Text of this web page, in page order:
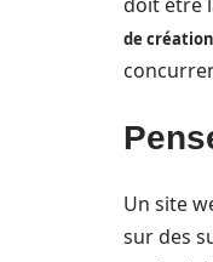
de
Un site
sur des